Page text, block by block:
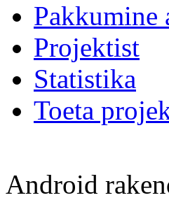
Pakkumine
Projektist
Statistika
Toeta
Android